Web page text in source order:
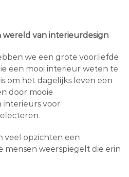
wereld van interieurdesign
we een grote voorliefde
een mooi interieur weten te
om het dagelijks leven een
door mooie
interieurs voor
veel opzichten een
mensen weerspiegelt die erin